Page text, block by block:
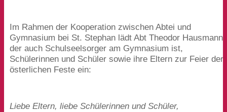
Im Rahmen der Kooperation zwischen Abtei und
Gymnasium bei St. Stephan lädt Abt Theodor Hausmann,
der auch Schulseelsorger am Gymnasium ist,
Schülerinnen und Schüler sowie ihre Eltern zur Feier der
österlichen Feste ein:
Liebe Eltern, liebe Schülerinnen und Schüler,